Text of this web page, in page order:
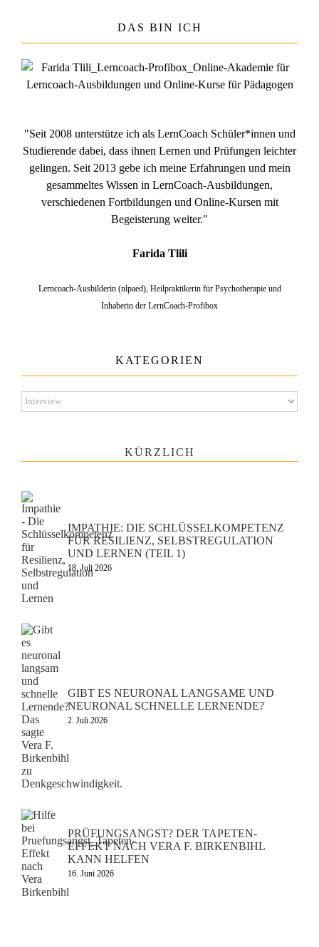
DAS BIN ICH
"Seit 2008 unterstütze ich als LernCoach Schüler*innen und
Studierende dabei, dass ihnen Lernen und Prüfungen leichter
gelingen. Seit 2013 gebe ich meine Erfahrungen und mein
gesammeltes Wissen in LernCoach-Ausbildungen,
verschiedenen Fortbildungen und Online-Kursen mit
Begeisterung weiter."
Farida Tlili
Lerncoach-Ausbilderin (nlpaed), Heilpraktikerin für Psychotherapie und
Inhaberin der LernCoach-Profibox
KATEGORIEN
Kategorien
KÜRZLICH
IMPATHIE: DIE SCHLÜSSELKOMPETENZ
FÜR RESILIENZ, SELBSTREGULATION
UND LERNEN (TEIL 1)
18. Juli 2026
GIBT ES NEURONAL LANGSAME UND
NEURONAL SCHNELLE LERNENDE?
2. Juli 2026
PRÜFUNGSANGST? DER TAPETEN-
EFFEKT NACH VERA F. BIRKENBIHL
KANN HELFEN
16. Juni 2026